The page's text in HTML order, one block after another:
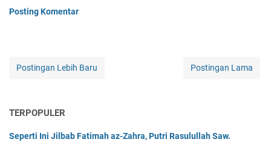
Posting Komentar
Postingan Lebih Baru Postingan Lama
TERPOPULER
Seperti Ini Jilbab Fatimah az-Zahra, Putri Rasulullah Saw.